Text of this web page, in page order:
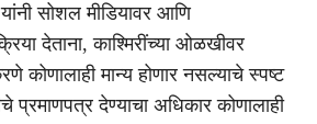
सोशल मीडियावर आणि
देताना, काश्मिरींच्या ओळखीवर
कोणालाही मान्य होणार नसल्याचे स्पष्ट
देण्याचा अधिकार कोणालाही